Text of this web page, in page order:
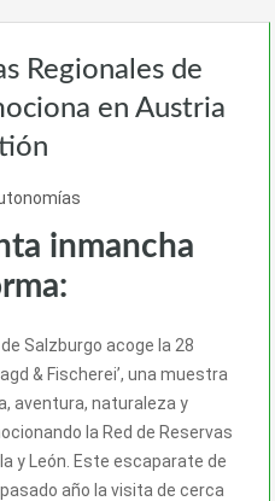
Regionales de
en Austria
inmancha
Salzburgo acoge la 28
& Fischerei’, una muestra
aventura, naturaleza y
la Red de Reservas
y León. Este escaparate de
año la visita de cerca